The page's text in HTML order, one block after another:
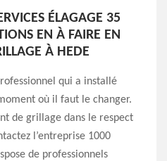
ÉLAGAGE 35
EN À FAIRE EN
À HEDE
qui a installé
où il faut le changer.
de grillage dans le respect
l’entreprise 1000
de professionnels